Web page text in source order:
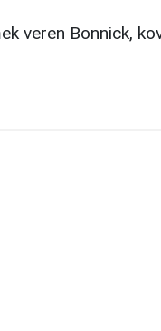
veren Bonnick,